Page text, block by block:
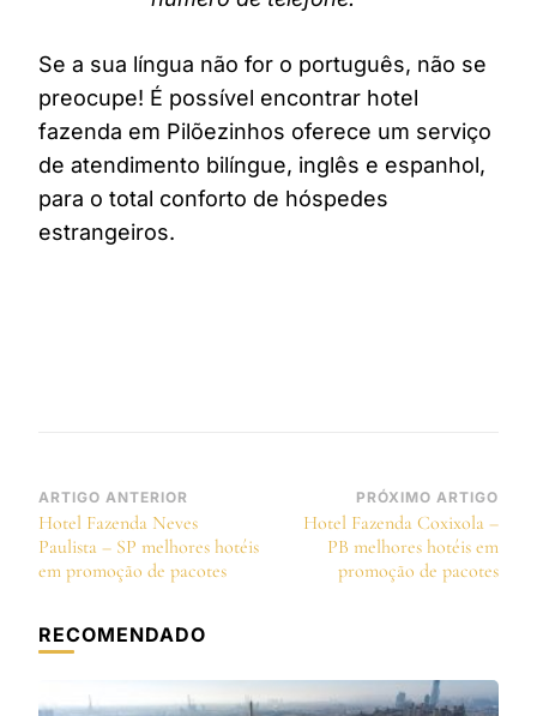
Se a sua língua não for o português, não se
preocupe! É possível encontrar hotel
fazenda em Pilõezinhos oferece um serviço
de atendimento bilíngue, inglês e espanhol,
para o total conforto de hóspedes
estrangeiros.
Navegação
de
post
ARTIGO ANTERIOR
Hotel Fazenda Neves
Paulista – SP melhores hotéis
em promoção de pacotes
PRÓXIMO ARTIGO
Hotel Fazenda Coxixola –
PB melhores hotéis em
promoção de pacotes
RECOMENDADO